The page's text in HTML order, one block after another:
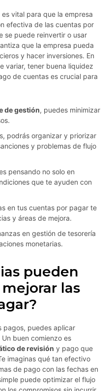
vital para que la empresa
efectiva de las cuentas por
se puede reinvertir o usar
que la empresa pueda
y hacer inversiones. En
variar, tener buena liquidez
de cuentas es crucial para
de gestión, puedes minimizar
podrás organizar y priorizar
y problemas de flujo
pensando no solo en
que te ayuden con
en tus cuentas por pagar te
y áreas de mejora.
en gestión de tesorería
monetarias.
pueden
las
pagos, puedes aplicar
buen comienzo es
de revisión y pago que
imaginas qué tan efectivo
de pago con las fechas en
puede optimizar el flujo